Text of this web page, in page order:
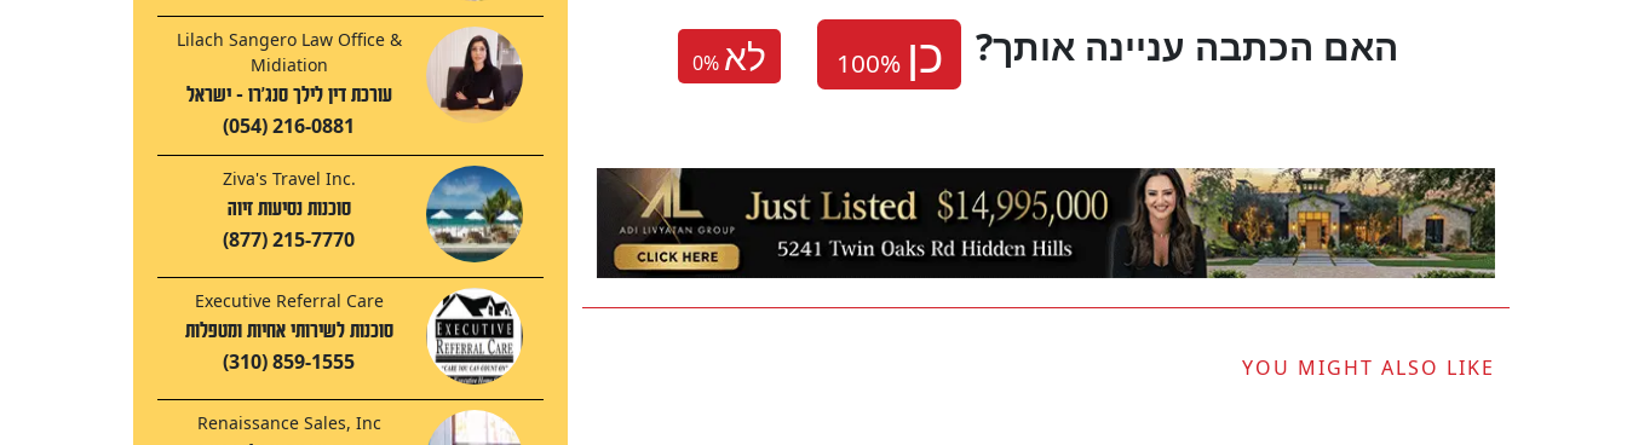
Lilach Sangero Law Office &
Midiation
עורכת דין לילך סנג'רו - ישראל
(054) 216-0881
Ziva's Travel Inc.
סוכנות נסיעות זיוה
(877) 215-7770
Executive Referral Care
סוכנות לשירותי אחיות ומטפלות
(310) 859-1555
Renaissance Sales, Inc
0% לא ?האם הכתבה עניינה אותך
YOU MIGHT ALSO LIKE